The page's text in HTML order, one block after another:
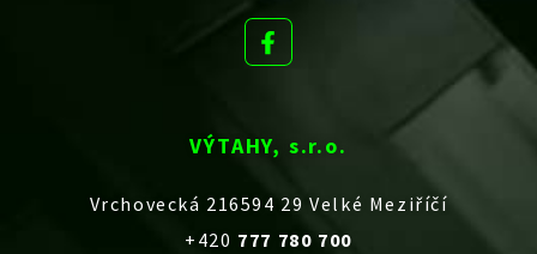
VÝTAHY, s.r.o.
Vrchovecká 216594 29 Velké Meziříčí
+420 777 780 700